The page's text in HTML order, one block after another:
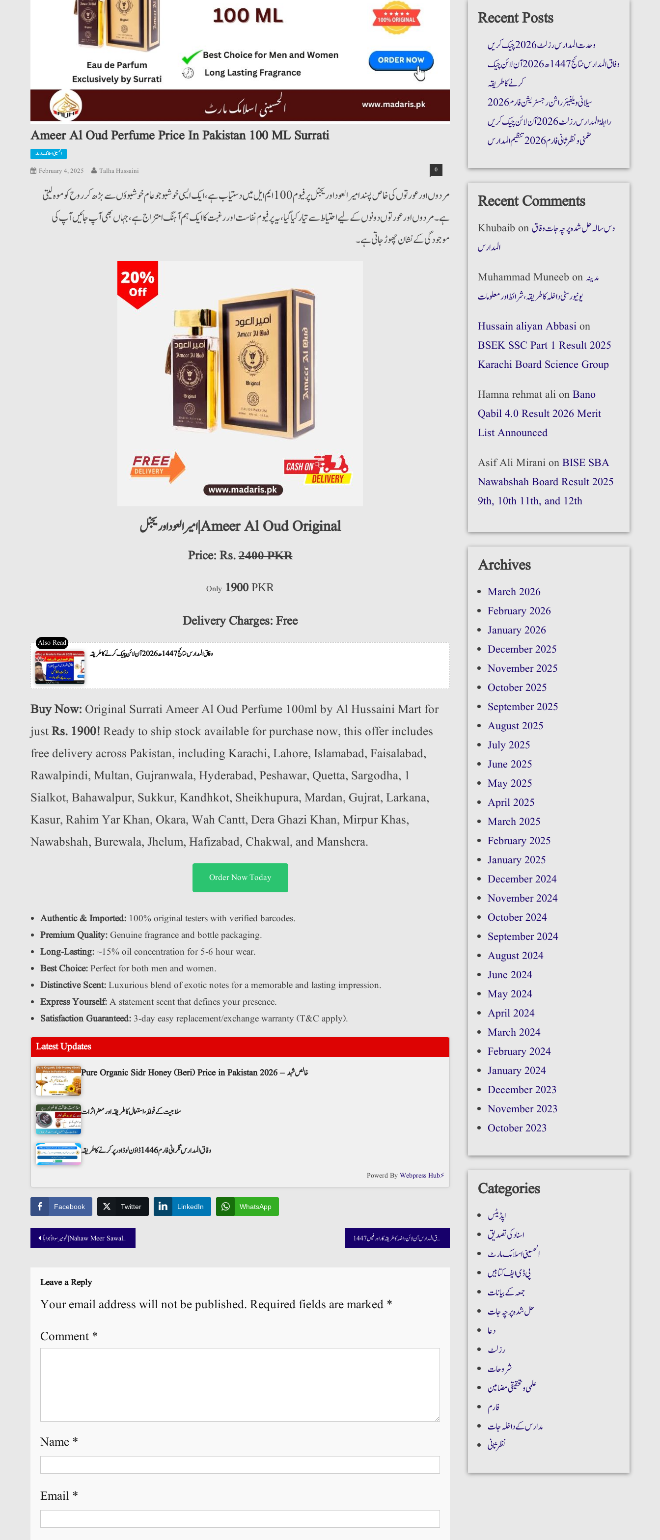
Ameer Al Oud Perfume Price In Pakistan 100 ML Surrati
الحسینی اسلامک مارٹ
February 4, 2025 Talha Hussaini 0
مردوں اور عورتوں کی خاص پسند امیر العود اوریجنل پرفیوم100 ایم ایل میں دستیاب ہے، ایک ایسی خوشبو جو عام خوشبوؤں سے بڑھ کر روح کو موہ لیتی
ہے۔ مردوں اور عورتوں دونوں کے لیے احتیاط سے تیار کیا گیا، یہ پرفیوم نفاست اور رغبت کا ایک ہم آہنگ امتزاج ہے، جہاں بھی آپ جائیں آپ کی
موجودگی کےنشان چھوڑ جاتی ہے۔
امیر العود اوریجنل | Ameer Al Oud Original
Price: Rs.2400 PKR
Only 1900 PKR
Delivery Charges: Free
وفاق المدارس نتائج 1447ھ 2026 آن لائن چیک کرنے کا طریقہ
Buy Now: Original Surrati Ameer Al Oud Perfume 100ml by Al Hussaini Mart for
justRs. 1900! Ready to ship stock available for purchase now, this offer includes
free delivery across Pakistan, including Karachi, Lahore, Islamabad, Faisalabad,
Rawalpindi, Multan, Gujranwala, Hyderabad, Peshawar, Quetta, Sargodha, 1
Sialkot, Bahawalpur, Sukkur, Kandhkot, Sheikhupura, Mardan, Gujrat, Larkana,
Kasur, Rahim Yar Khan, Okara, Wah Cantt, Dera Ghazi Khan, Mirpur Khas,
Nawabshah, Burewala, Jhelum, Hafizabad, Chakwal, and Manshera.
Order Now Today
Authentic & Imported: 100% original testers with verified barcodes.
Premium Quality:Genuine fragrance and bottle packaging.
Long-Lasting:~15% oil concentration for 5-6 hour wear.
Best Choice:Perfect for both men and women.
Distinctive Scent:Luxurious blend of exotic notes for a memorable and lasting impression.
Express Yourself:A statement scent that defines your presence.
Satisfaction Guaranteed: 3-day easy replacement/exchange warranty (T&C apply).
Latest Updates
Pure Organic Sidr Honey (Beri) Price in Pakistan 2026 – خالص شہد
سلاجیت کے فوائد، استعمال کا طریقہ اور مضر اثرات
وفاق المدارس نگرانی فارم 1446 ڈاؤن لوڈ اور پر کرنے کا طریقہ
Powerd By Webpress Hub⚡
Facebook Twitter LinkedIn WhatsApp
Post
نحو میر سوالاً جواباً | Nahaw Meer Sawalan Jawaban 1447 وفاق المدارس آن لائن داخلہ کا طریقہ کار اور فیس
Leave a Reply
Your email address will not be published. Required fields are marked *
Comment *
Name *
Email *
Recent Posts
وحدت المدارس رزلٹ 2026 چیک کریں
وفاق المدارس نتائج 1447ھ 2026 آن لائن چیک
کرنے کا طریقہ
سیلانی ویلفیئر راشن رجسٹریشن فارم 2026
رابطۃ المدارس رزلٹ 2026 آن لائن چیک کریں
ضمنی و نظر ثانی فارم 2026 تنظیم المدارس
Recent Comments
Khubaibon دس سالہ حل شدہ پرچہ جات وفاق
المدارس
Muhammad Muneebon مدینہ
یونیورسٹی داخلہ کا طریقہ،شرائط اور معلومات
Hussain aliyan Abbasion
BSEK SSC Part 1 Result 2025
Karachi Board Science Group
Hamna rehmat alionBano
Qabil 4.0 Result 2026 Merit
List Announced
Asif Ali MiranionBISE SBA
Nawabshah Board Result 2025
9th, 10th 11th, and 12th
Archives
March 2026
February 2026
January 2026
December 2025
November 2025
October 2025
September 2025
August 2025
July 2025
June 2025
May 2025
April 2025
March 2025
February 2025
January 2025
December 2024
November 2024
October 2024
September 2024
August 2024
June 2024
May 2024
April 2024
March 2024
February 2024
January 2024
December 2023
November 2023
October 2023
Categories
اپڈیٹس
اسناد کی تصدیق
الحسینی اسلامک مارٹ
پی ڈی ایف کتابیں
جمعہ کے بیانات
حل شدہ پرچہ جات
دعا
رزلٹ
شروحات
علمی و تحقیقی مضامین
فارم
مدارس کے داخلہ جات
نظر ثانی